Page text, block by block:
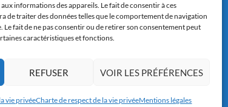
informations des appareils. Le fait de consentir à ces
de traiter des données telles que le comportement de navigation
Le fait de ne pas consentir ou de retirer son consentement peut
caractéristiques et fonctions.
REFUSER VOIR LES PRÉFÉRENCES
vie privéeCharte de respect de la vie privéeMentions légales